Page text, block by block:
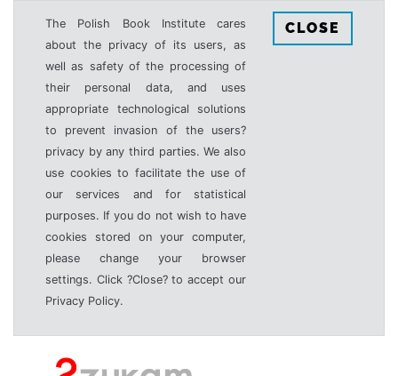
The Polish Book Institute cares
about the privacy of its users, as
well as safety of the processing of
their personal data, and uses
appropriate technological solutions
to prevent invasion of the users?
privacy by any third parties. We also
use cookies to facilitate the use of
our services and for statistical
purposes. If you do not wish to have
cookies stored on your computer,
please change your browser
settings. Click ?Close? to accept our
Privacy Policy.
CLOSE